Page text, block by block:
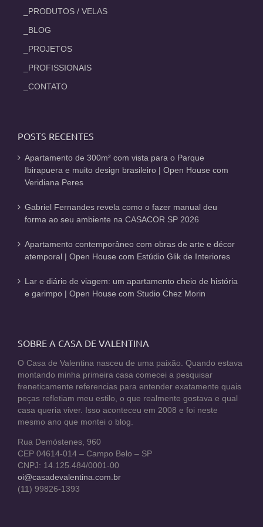
_PRODUTOS / VELAS
_BLOG
_PROJETOS
_PROFISSIONAIS
_CONTATO
POSTS RECENTES
Apartamento de 300m² com vista para o Parque
Ibirapuera e muito design brasileiro | Open House com
Veridiana Peres
Gabriel Fernandes revela como o fazer manual deu
forma ao seu ambiente na CASACOR SP 2026
Apartamento contemporâneo com obras de arte e décor
atemporal | Open House com Estúdio Glik de Interiores
Lar e diário de viagem: um apartamento cheio de história
e garimpo | Open House com Studio Chez Morin
SOBRE A CASA DE VALENTINA
O Casa de Valentina nasceu de uma paixão. Quando estava
montando minha primeira casa comecei a pesquisar
freneticamente referencias para entender exatamente quais
peças refletiam meu estilo, o que realmente gostava e qual
casa queria viver. Isso aconteceu em 2008 e foi neste
mesmo ano que montei o blog.
Rua Demóstenes, 960
CEP 04614-014 – Campo Belo – SP
CNPJ: 14.125.484/0001-00
oi@casadevalentina.com.br
(11) 99826-1393